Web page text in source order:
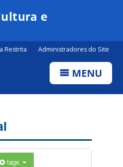
e
Restrita Administradores do Site
MENU
tags